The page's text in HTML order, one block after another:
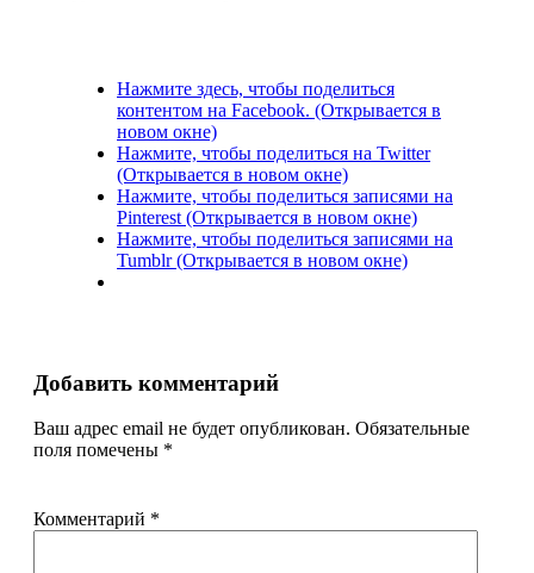
Нажмите здесь, чтобы поделиться
контентом на Facebook. (Открывается в
новом окне)
Нажмите, чтобы поделиться на Twitter
(Открывается в новом окне)
Нажмите, чтобы поделиться записями на
Pinterest (Открывается в новом окне)
Нажмите, чтобы поделиться записями на
Tumblr (Открывается в новом окне)
Добавить комментарий
Ваш адрес email не будет опубликован. Обязательные
поля помечены *
Комментарий *